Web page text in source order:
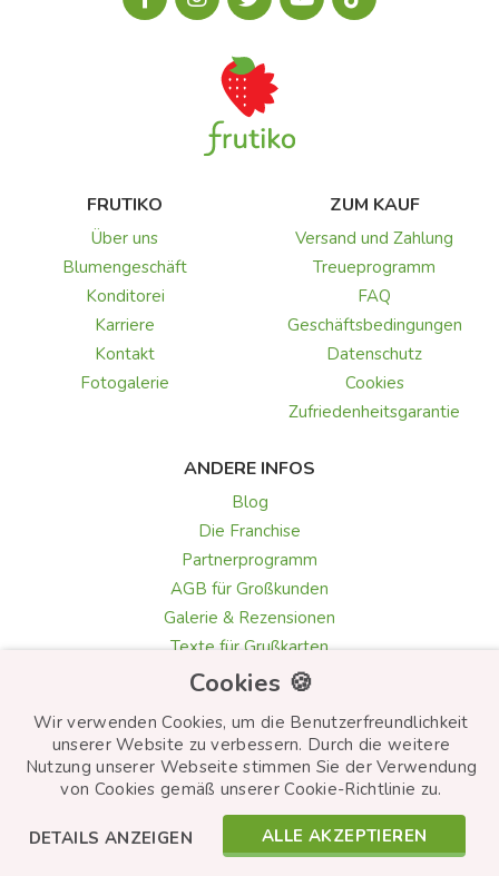
FRUTIKO
Über uns
Blumengeschäft
Konditorei
Karriere
Kontakt
Fotogalerie
ZUM KAUF
Versand und Zahlung
Treueprogramm
FAQ
Geschäftsbedingungen
Datenschutz
Cookies
Zufriedenheitsgarantie
ANDERE INFOS
Blog
Die Franchise
Partnerprogramm
AGB für Großkunden
Galerie & Rezensionen
Texte für Grußkarten
Auswahl der Blumen
© Frutiko.cz 2026
STARTUJEME WEBY
Cookies 🍪
Wir verwenden Cookies, um die Benutzerfreundlichkeit
unserer Website zu verbessern. Durch die weitere
Nutzung unserer Webseite stimmen Sie der Verwendung
von Cookies gemäß unserer Cookie-Richtlinie zu.
ALLE AKZEPTIEREN
DETAILS ANZEIGEN